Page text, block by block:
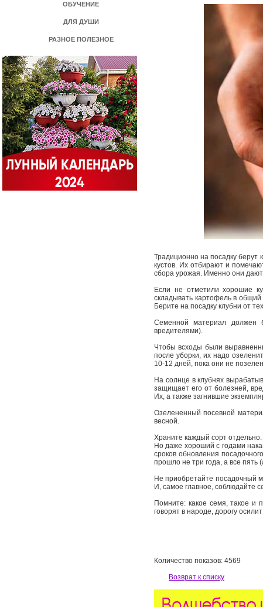
ОБУЧЕНИЕ
ДЛЯ ДУШИ
РАЗНОЕ ПОЛЕЗНОЕ
Традиционно на посадку берут
кустов. Их отбирают и
сбора урожая. Именно они
Если не отметили хорошие
складывать картофель в
Берите на посадку клубни от
Семенной материал должен
вредителями).
Чтобы всходы были
после уборки, их надо
10-12 дней, пока они не
На солнце в клубнях
защищает его от болезней,
Их, а также загнившие
Озелененный посевной
весной.
Храните каждый сорт
Но даже хороший с годами
сроков обновления
прошло не три года, а все пять
Не приобретайте посадочный
И, самое главное, соблюдайте
Помните: какое семя, такое и
говорят в народе, дорогу
Количество показов: 4569
Возврат к списку